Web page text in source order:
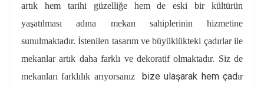
artık hem tarihi güzelliğe hem de eski bir kültürün
yaşatılması adına mekan sahiplerinin hizmetine
sunulmaktadır. İstenilen tasarım ve büyüklükteki çadırlar ile
mekanlar artık daha farklı ve dekoratif olmaktadır. Siz de
mekanları farklılık arıyorsanız
bize ulaşarak hem çadır